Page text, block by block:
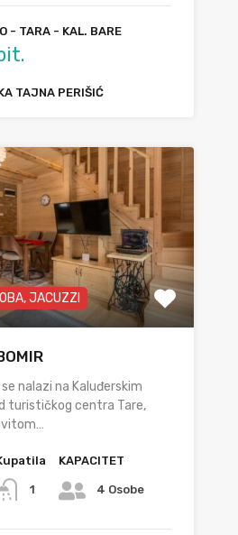
- TARA - KAL. BARE
TAJNA PERIŠIĆ
JACUZZI
nalazi na Kaluđerskim
turističkog centra Tare,
1
KAPACITET
4 Osobe